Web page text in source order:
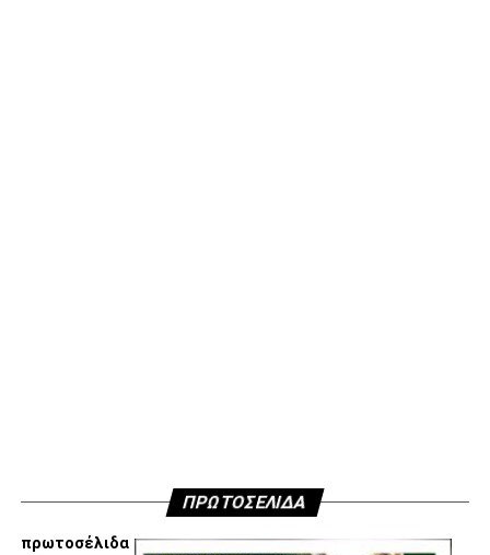
Facebook
Twitter
Email
Pinterest
WhatsApp
LinkedIn
Telegram
ΠΡΩΤΟΣΕΛΙΔΑ
πρωτοσέλιδα